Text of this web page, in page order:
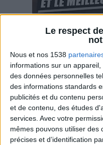
Le respect
Nous et nos 1538
informations sur un
des données personnelles
des informations standards
publicités et du contenu
et de contenu, des études
services. Avec votre
mêmes pouvons utiliser des
précises et d’identification
Savane, LU, Pepito,
ces
Webinaires